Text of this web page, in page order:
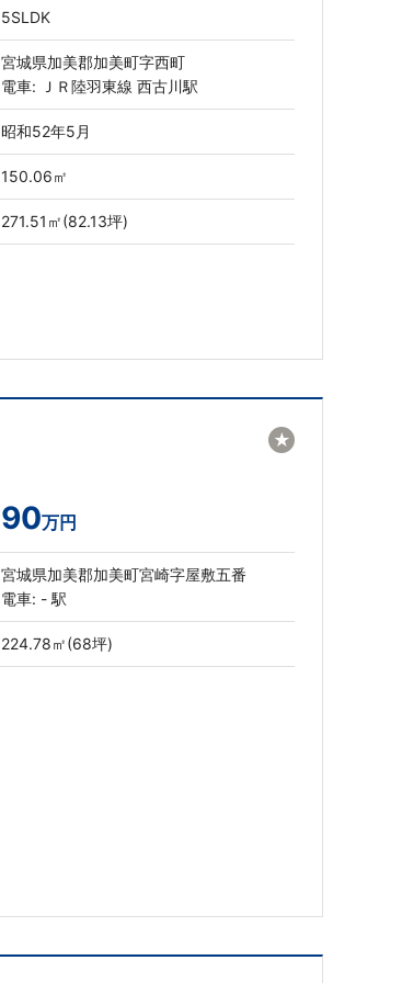
5SLDK
宮城県加美郡加美町字西町
電車: ＪＲ陸羽東線 西古川駅
昭和52年5月
150.06㎡
271.51㎡(82.13坪)
90万円
宮城県加美郡加美町宮崎字屋敷五番
電車: - 駅
224.78㎡(68坪)
★